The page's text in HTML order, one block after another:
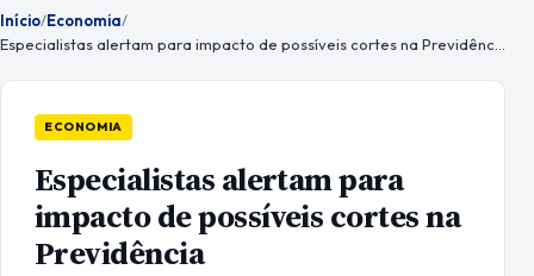
Início/Economia/
ECONOMIA
Especialistas alertam para
impacto de possíveis cortes na
Previdência